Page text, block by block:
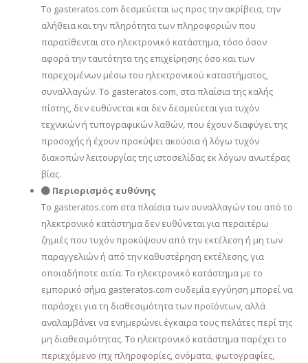
Το gasteratos.com δεσμεύεται ως προς την ακρίβεια, την
αλήθεια και την πληρότητα των πληροφοριών που
παρατίθενται στο ηλεκτρονικό κατάστημα, τόσο όσον
αφορά την ταυτότητα της επιχείρησης όσο και των
παρεχομένων μέσω του ηλεκτρονικού καταστήματος,
συναλλαγών. Το gasteratos.com, στα πλαίσια της καλής
πίστης, δεν ευθύνεται και δεν δεσμεύεται για τυχόν
τεχνικών ή τυπογραφικών λαθών, που έχουν διαφύγει της
προσοχής ή έχουν προκύψει ακούσια ή λόγω τυχόν
διακοπών λειτουργίας της ιστοσελίδας εκ λόγων ανωτέρας
βίας.
Περιορισμός ευθύνης
Το gasteratos.com στα πλαίσια των συναλλαγών του από το
ηλεκτρονικό κατάστημα δεν ευθύνεται για περαιτέρω
ζημιές που τυχόν προκύψουν από την εκτέλεση ή μη των
παραγγελιών ή από την καθυστέρηση εκτέλεσης, για
οποιαδήποτε αιτία. Το ηλεκτρονικό κατάστημα με το
εμπορικό σήμα gasteratos.com ουδεμία εγγύηση μπορεί να
παράσχει για τη διαθεσιμότητα των προϊόντων, αλλά
αναλαμβάνει να ενημερώνει έγκαιρα τους πελάτες περί της
μη διαθεσιμότητας. Το ηλεκτρονικό κατάστημα παρέχει το
περιεχόμενο (πχ πληροφορίες, ονόματα, φωτογραφίες,